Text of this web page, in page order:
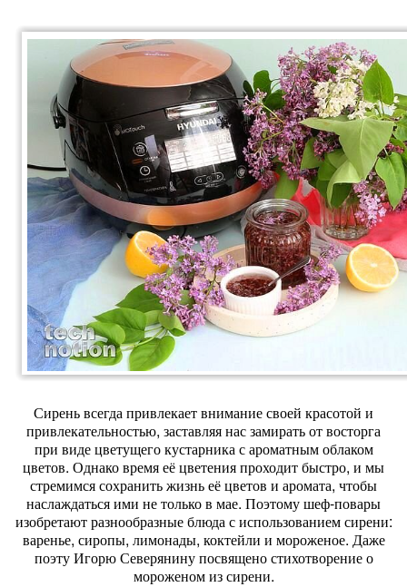
Сирень всегда привлекает внимание своей красотой и
привлекательностью, заставляя нас замирать от восторга
при виде цветущего кустарника с ароматным облаком
цветов. Однако время её цветения проходит быстро, и мы
стремимся сохранить жизнь её цветов и аромата, чтобы
наслаждаться ими не только в мае. Поэтому шеф-повары
изобретают разнообразные блюда с использованием сирени:
варенье, сиропы, лимонады, коктейли и мороженое. Даже
поэту Игорю Северянину посвящено стихотворение о
мороженом из сирени.